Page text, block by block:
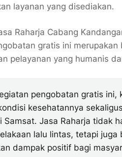
layanan yang disediakan.
Raharja Cabang
gratis ini
pelayanan yang humanis
pengobatan gratis
kesehatannya
Samsat. Jasa Raharja tidak
lalu lintas, tetapi
dampak positif bagi